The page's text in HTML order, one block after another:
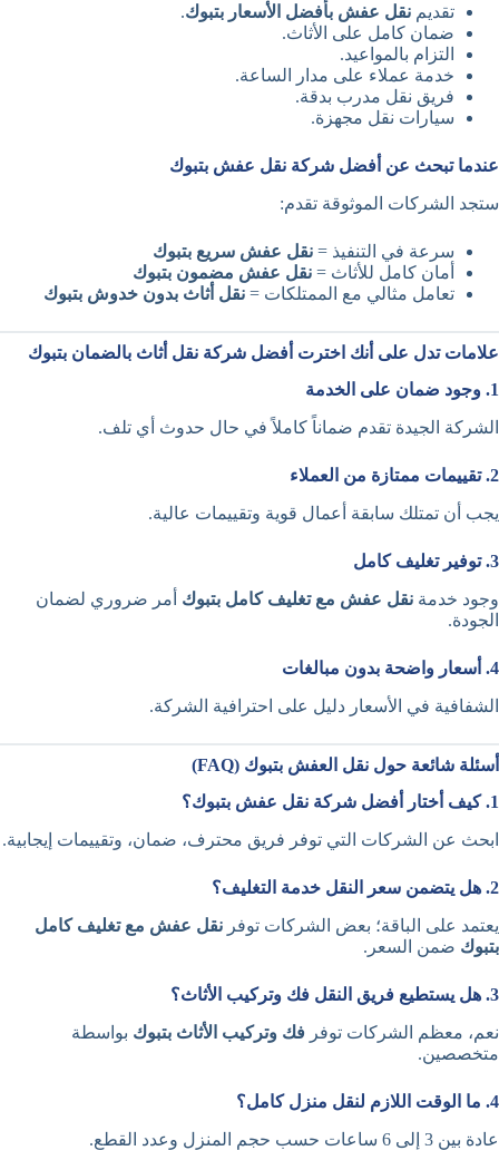
تقديم نقل عفش بأفضل الأسعار بتبوك.
ضمان كامل على الأثاث.
التزام بالمواعيد.
خدمة عملاء على مدار الساعة.
فريق نقل مدرب بدقة.
سيارات نقل مجهزة.
عندما تبحث عن أفضل شركة نقل عفش بتبوك
ستجد الشركات الموثوقة تقدم:
سرعة في التنفيذ = نقل عفش سريع بتبوك
أمان كامل للأثاث = نقل عفش مضمون بتبوك
تعامل مثالي مع الممتلكات = نقل أثاث بدون خدوش بتبوك
علامات تدل على أنك اخترت أفضل شركة نقل أثاث بالضمان بتبوك
1. وجود ضمان على الخدمة
الشركة الجيدة تقدم ضماناً كاملاً في حال حدوث أي تلف.
2. تقييمات ممتازة من العملاء
يجب أن تمتلك سابقة أعمال قوية وتقييمات عالية.
3. توفير تغليف كامل
وجود خدمة نقل عفش مع تغليف كامل بتبوك أمر ضروري لضمان
الجودة.
4. أسعار واضحة بدون مبالغات
الشفافية في الأسعار دليل على احترافية الشركة.
أسئلة شائعة حول نقل العفش بتبوك (FAQ)
1. كيف أختار أفضل شركة نقل عفش بتبوك؟
ابحث عن الشركات التي توفر فريق محترف، ضمان، وتقييمات إيجابية.
2. هل يتضمن سعر النقل خدمة التغليف؟
يعتمد على الباقة؛ بعض الشركات توفر نقل عفش مع تغليف كامل
بتبوك ضمن السعر.
3. هل يستطيع فريق النقل فك وتركيب الأثاث؟
نعم، معظم الشركات توفر فك وتركيب الأثاث بتبوك بواسطة
متخصصين.
4. ما الوقت اللازم لنقل منزل كامل؟
عادة بين 3 إلى 6 ساعات حسب حجم المنزل وعدد القطع.